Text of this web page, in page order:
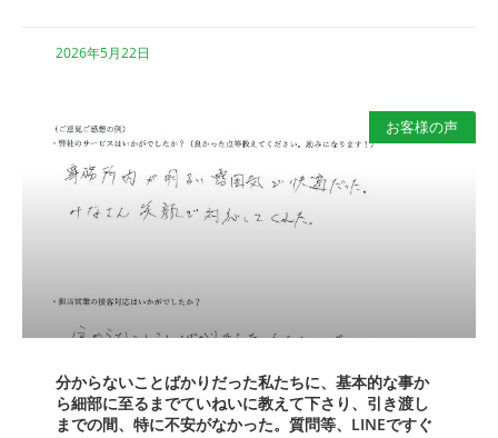
2026年5月22日
お客様の声
分からないことばかりだった私たちに、基本的な事か
ら細部に至るまでていねいに教えて下さり、引き渡し
までの間、特に不安がなかった。質問等、LINEですぐ